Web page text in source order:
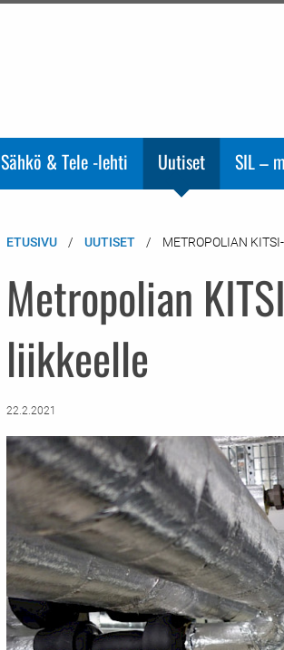
Sähkö & Tele -lehti Uutiset SIL –
ETUSIVU UUTISET METROPOLIAN
Metropolian
liikkeelle
22.2.2021